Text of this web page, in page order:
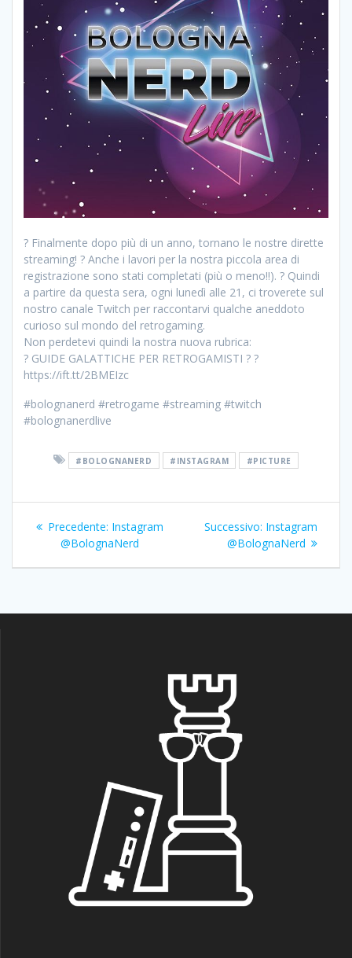
? Finalmente dopo più di un anno, tornano le nostre dirette
streaming! ? Anche i lavori per la nostra piccola area di
registrazione sono stati completati (più o meno!!). ? Quindi
a partire da questa sera, ogni lunedì alle 21, ci troverete sul
nostro canale Twitch per raccontarvi qualche aneddoto
curioso sul mondo del retrogaming.
Non perdetevi quindi la nostra nuova rubrica:
? GUIDE GALATTICHE PER RETROGAMISTI ? ?
https://ift.tt/2BMEIzc
#bolognanerd #retrogame #streaming #twitch
#bolognanerdlive
#BOLOGNANERD #INSTAGRAM #PICTURE
Navigazione
articoli
Precedente: Articolo
precedente:
Instagram
@BolognaNerd
Successivo: Articolo
successivo:
Instagram
@BolognaNerd